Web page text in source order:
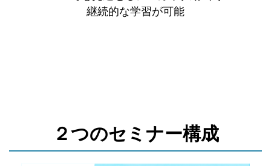
継続的な学習が可能
２つのセミナー構成